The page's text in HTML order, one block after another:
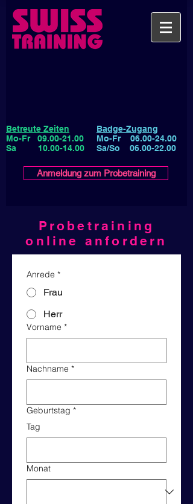
Betreute Zeiten
Mo-Fr 09.00-21.00
Sa 10.00-14.00
Badge-Zugang
Mo-Fr 06.00-24.00
Sa/So 06.00-22.00
Anmeldung zum Probetraining
Probetraining
online anfordern
Anrede *
Frau
Herr
Vorname *
Nachname *
Geburtstag *
Tag
Monat